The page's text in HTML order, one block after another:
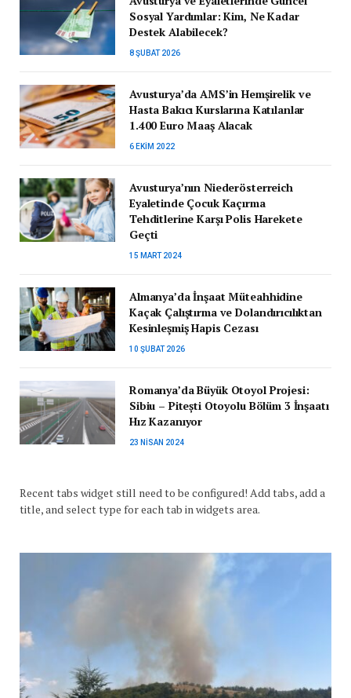
Sosyal Yardımlar: Kim, Ne Kadar
Destek Alabilecek?
8 ŞUBAT 2026
Avusturya’da AMS’in Hemşirelik ve
Hasta Bakıcı Kurslarına Katılanlar
1.400 Euro Maaş Alacak
6 EKIM 2022
Avusturya’nın Niederösterreich
Eyaletinde Çocuk Kaçırma
Tehditlerine Karşı Polis Harekete
Geçti
15 MART 2024
Almanya’da İnşaat Müteahhidine
Kaçak Çalıştırma ve Dolandırıcılıktan
Kesinleşmiş Hapis Cezası
10 ŞUBAT 2026
Romanya’da Büyük Otoyol Projesi:
Sibiu – Pitești Otoyolu Bölüm 3 İnşaatı
Hız Kazanıyor
23 NISAN 2024
Recent tabs widget still need to be configured! Add tabs, add a
title, and select type for each tab in widgets area.